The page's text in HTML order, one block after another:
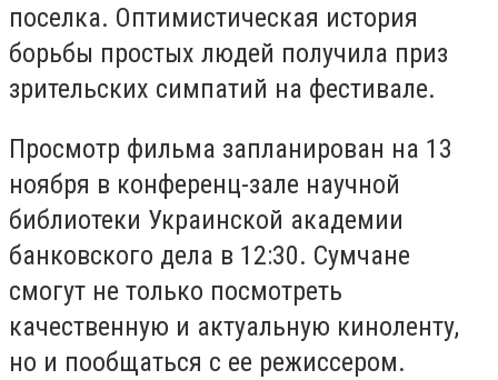
поселка. Оптимистическая история
борьбы простых людей получила приз
зрительских симпатий на фестивале.
Просмотр фильма запланирован на 13
ноября в конференц-зале научной
библиотеки Украинской академии
банковского дела в 12:30. Сумчане
смогут не только посмотреть
качественную и актуальную киноленту,
но и пообщаться с ее режиссером.